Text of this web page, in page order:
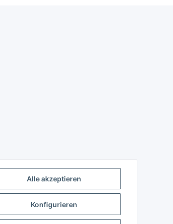
Alle akzeptieren
Konfigurieren